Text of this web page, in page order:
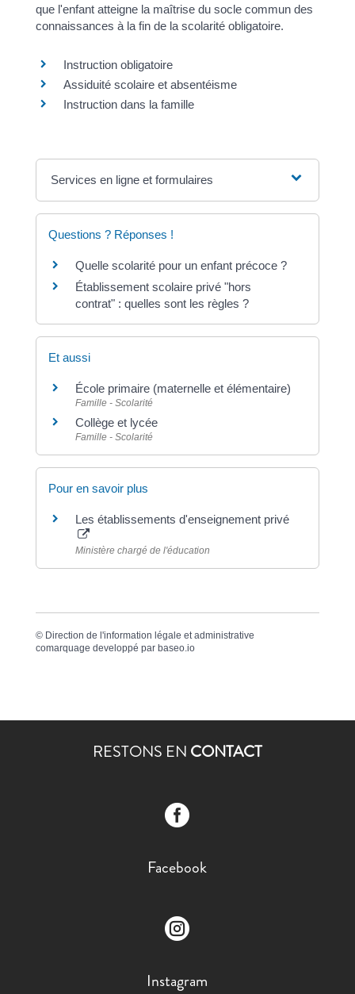
que l'enfant atteigne la maîtrise du socle commun des
connaissances à la fin de la scolarité obligatoire.
Instruction obligatoire
Assiduité scolaire et absentéisme
Instruction dans la famille
Services en ligne et formulaires
Questions ? Réponses !
Quelle scolarité pour un enfant précoce ?
Établissement scolaire privé "hors
contrat" : quelles sont les règles ?
Et aussi
École primaire (maternelle et élémentaire)
Famille - Scolarité
Collège et lycée
Famille - Scolarité
Pour en savoir plus
Les établissements d'enseignement privé
Ministère chargé de l'éducation
© Direction de l'information légale et administrative
comarquage developpé par baseo.io
RESTONS EN CONTACT

Facebook

Instagram